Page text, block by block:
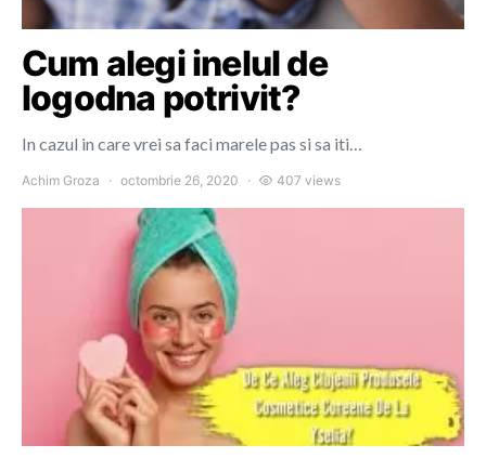
Cum alegi inelul de
logodna potrivit?
In cazul in care vrei sa faci marele pas si sa iti…
Achim Groza octombrie 26, 2020 407 views